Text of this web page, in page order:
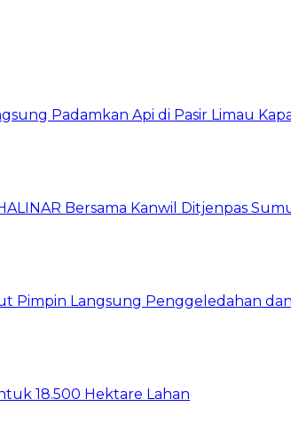
Padamkan Api di Pasir Limau
Bersama Kanwil Ditjenpas
Pimpin Langsung Penggeledahan
18.500 Hektare Lahan